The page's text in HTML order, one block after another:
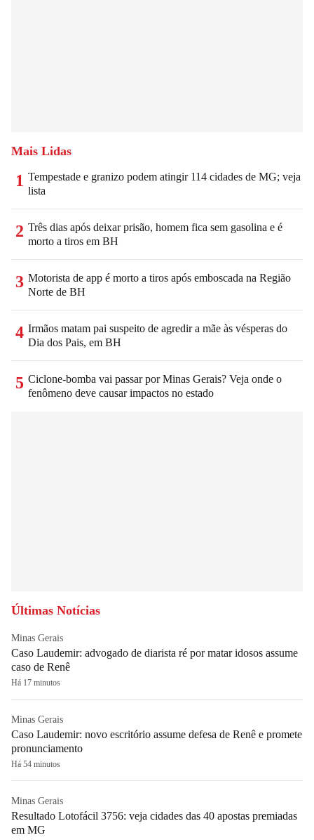
Mais Lidas
1 Tempestade e granizo podem atingir 114 cidades de MG; veja
lista
2 Três dias após deixar prisão, homem fica sem gasolina e é
morto a tiros em BH
3 Motorista de app é morto a tiros após emboscada na Região
Norte de BH
4 Irmãos matam pai suspeito de agredir a mãe às vésperas do
Dia dos Pais, em BH
5 Ciclone-bomba vai passar por Minas Gerais? Veja onde o
fenômeno deve causar impactos no estado
Últimas Notícias
Minas Gerais
Caso Laudemir: advogado de diarista ré por matar idosos assume
caso de Renê
Há 17 minutos
Minas Gerais
Caso Laudemir: novo escritório assume defesa de Renê e promete
pronunciamento
Há 54 minutos
Minas Gerais
Resultado Lotofácil 3756: veja cidades das 40 apostas premiadas
em MG